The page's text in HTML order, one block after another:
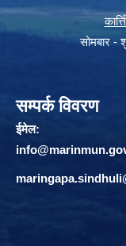
सोमबार
सम्पर्क विवरण
ईमेल: